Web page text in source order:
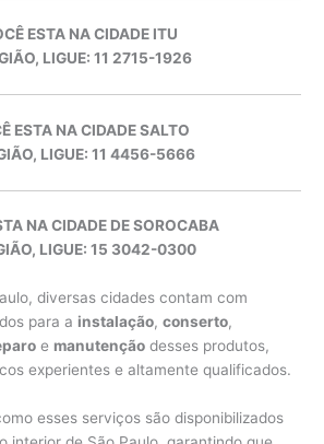
ESTA NA CIDADE ITU
LIGUE: 11 2715-1926
ESTA NA CIDADE SALTO
LIGUE: 11 4456-5666
NA CIDADE DE SOROCABA
LIGUE: 15 3042-0300
diversas cidades contam com
para a instalação,conserto,
e manutenção desses produtos,
experientes e altamente qualificados.
esses serviços são disponibilizados